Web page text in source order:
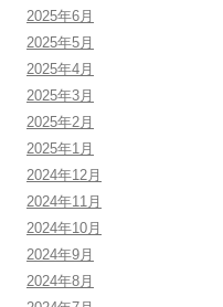
2025年6月
2025年5月
2025年4月
2025年3月
2025年2月
2025年1月
2024年12月
2024年11月
2024年10月
2024年9月
2024年8月